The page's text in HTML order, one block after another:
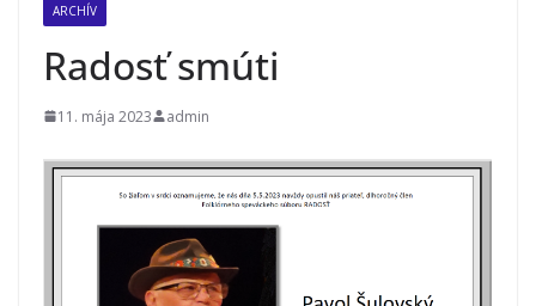
ARCHÍV
Radosť smúti
11. mája 2023 admin